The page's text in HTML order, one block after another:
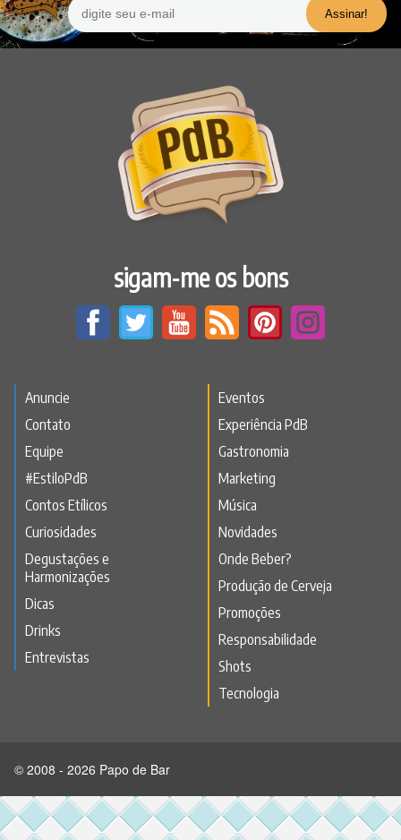
sigam-me os bons
Anuncie
Contato
Equipe
#EstiloPdB
Contos Etílicos
Curiosidades
Degustações e
Harmonizações
Dicas
Drinks
Entrevistas
Eventos
Experiência PdB
Gastronomia
Marketing
Música
Novidades
Onde Beber?
Produção de Cerveja
Promoções
Responsabilidade
Shots
Tecnologia
© 2008 - 2026 Papo de Bar